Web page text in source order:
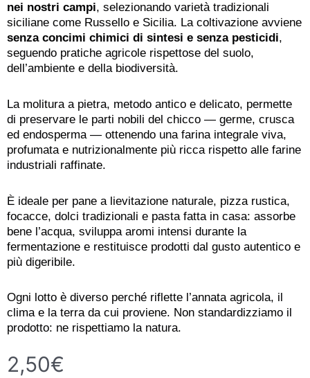
nei nostri campi, selezionando varietà tradizionali
siciliane come Russello e Sicilia. La coltivazione avviene
senza concimi chimici di sintesi e senza pesticidi,
seguendo pratiche agricole rispettose del suolo,
dell’ambiente e della biodiversità.
La molitura a pietra, metodo antico e delicato, permette
di preservare le parti nobili del chicco — germe, crusca
ed endosperma — ottenendo una farina integrale viva,
profumata e nutrizionalmente più ricca rispetto alle farine
industriali raffinate.
È ideale per pane a lievitazione naturale, pizza rustica,
focacce, dolci tradizionali e pasta fatta in casa: assorbe
bene l’acqua, sviluppa aromi intensi durante la
fermentazione e restituisce prodotti dal gusto autentico e
più digeribile.
Ogni lotto è diverso perché riflette l’annata agricola, il
clima e la terra da cui proviene. Non standardizziamo il
prodotto: ne rispettiamo la natura.
2,50€